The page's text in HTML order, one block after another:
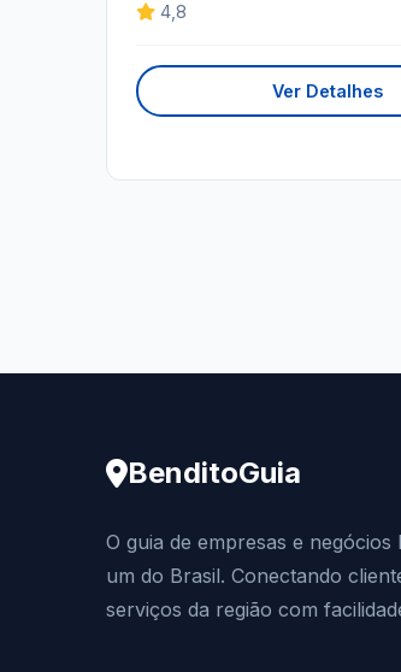
4,8
Ver Detalhes
BenditoGuia
O guia de empresas e negócios
um do Brasil. Conectando
serviços da região com